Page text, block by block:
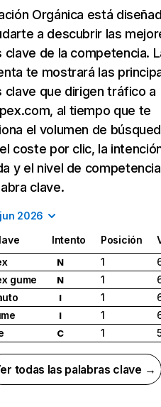
Orgánica está
a descubrir las
clave de la competencia.
te mostrará las
clave que dirigen tráfico a
al tiempo que te
el volumen de
coste por clic, la
y el nivel de
clave.
jun 2026
Intento Posición
N 1
gume
N 1
I 1
I 1
C 1
todas las palabras clave →